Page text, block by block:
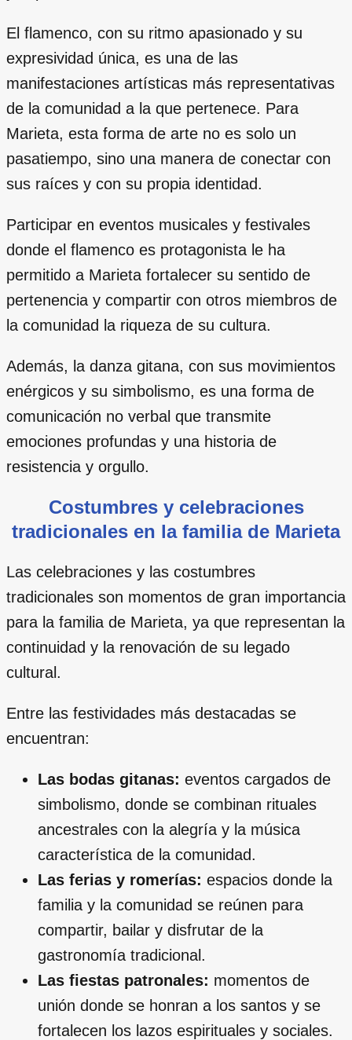
El flamenco, con su ritmo apasionado y su
expresividad única, es una de las
manifestaciones artísticas más representativas
de la comunidad a la que pertenece. Para
Marieta, esta forma de arte no es solo un
pasatiempo, sino una manera de conectar con
sus raíces y con su propia identidad.
Participar en eventos musicales y festivales
donde el flamenco es protagonista le ha
permitido a Marieta fortalecer su sentido de
pertenencia y compartir con otros miembros de
la comunidad la riqueza de su cultura.
Además, la danza gitana, con sus movimientos
enérgicos y su simbolismo, es una forma de
comunicación no verbal que transmite
emociones profundas y una historia de
resistencia y orgullo.
Costumbres y celebraciones
tradicionales en la familia de Marieta
Las celebraciones y las costumbres
tradicionales son momentos de gran importancia
para la familia de Marieta, ya que representan la
continuidad y la renovación de su legado
cultural.
Entre las festividades más destacadas se
encuentran:
Las bodas gitanas: eventos cargados de
simbolismo, donde se combinan rituales
ancestrales con la alegría y la música
característica de la comunidad.
Las ferias y romerías: espacios donde la
familia y la comunidad se reúnen para
compartir, bailar y disfrutar de la
gastronomía tradicional.
Las fiestas patronales: momentos de
unión donde se honran a los santos y se
fortalecen los lazos espirituales y sociales.